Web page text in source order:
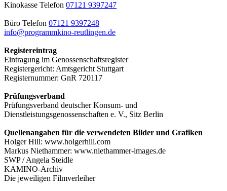
Kinokasse Telefon 07121 9397247
Büro Telefon 07121 9397248
info@programmkino-reutlingen.de
Registereintrag
Eintragung im Genossenschaftsregister
Registergericht: Amtsgericht Stuttgart
Registernummer: GnR 720117
Prüfungsverband
Prüfungsverband deutscher Konsum- und
Dienstleistungsgenossenschaften e. V., Sitz Berlin
Quellenangaben für die verwendeten Bilder und Grafiken
Holger Hill: www.holgerhill.com
Markus Niethammer: www.niethammer-images.de
SWP / Angela Steidle
KAMINO-Archiv
Die jeweiligen Filmverleiher